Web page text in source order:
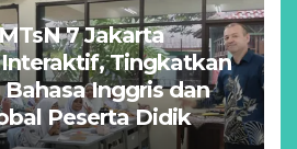
7 Jakarta
Tingkatkan
Inggris dan
Peserta Didik